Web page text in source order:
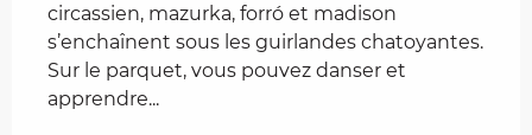
circassien, mazurka, forró et madison
s’enchaînent sous les guirlandes chatoyantes.
Sur le parquet, vous pouvez danser et
apprendre...